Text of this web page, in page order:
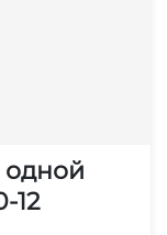
12